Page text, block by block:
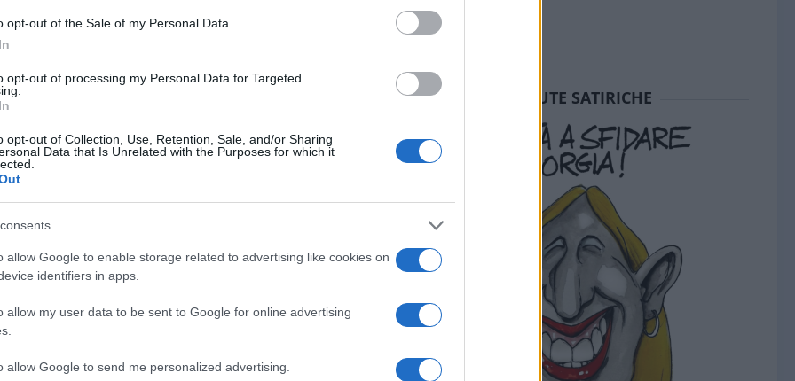
opt-out of the Sale of my Personal Data.
opt-out of processing my Personal Data for Targeted
opt-out of Collection, Use, Retention, Sale, and/or Sharing
Data that Is Unrelated with the Purposes for which it
allow Google to enable storage related to advertising like cookies on
identifiers in apps.
allow my user data to be sent to Google for online advertising
allow Google to send me personalized advertising.
stretta sulle attività deipartiti
videro la sospensione di undici partiti
divicinanza a Mosca; oggi,Kiev ha
che neghino o giustifichino
di queste misure drastiche,
sancisce la caduta definitiva della
sarebbe il simbolo resistente dei valori
che liberale
parte completa della rivoluzione
parte dalla fine della Seconda
nazi-fascisti ed il trionfo del modello
SEDUTE SATIRICHE